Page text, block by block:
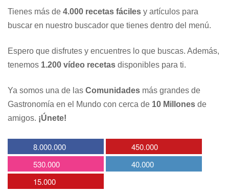
Tienes más de 4.000 recetas fáciles y artículos para
buscar en nuestro buscador que tienes dentro del menú.
Espero que disfrutes y encuentres lo que buscas. Además,
tenemos 1.200 vídeo recetas disponibles para ti.
Ya somos una de las Comunidades más grandes de
Gastronomía en el Mundo con cerca de 10 Millones de
amigos. ¡Únete!
8.000.000
450.000
530.000
40.000
15.000